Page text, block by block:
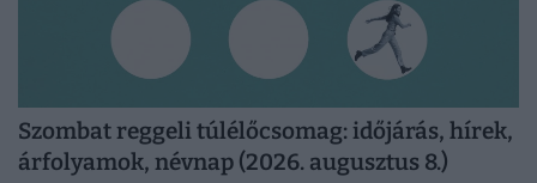
Szombat reggeli túlélőcsomag: időjárás, hírek,
árfolyamok, névnap (2026. augusztus 8.)